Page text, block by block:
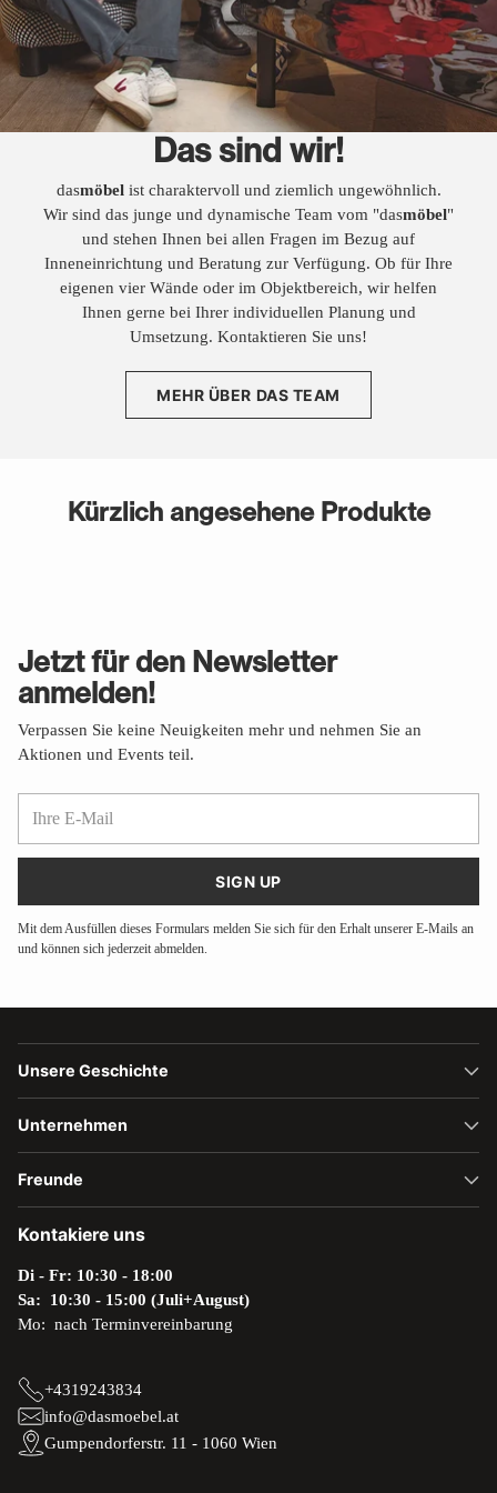
Das sind wir!
dasmöbelist charaktervoll und ziemlich ungewöhnlich.
Wir sind das junge und dynamische Team vom "dasmöbel"
und stehen Ihnen bei allen Fragen im Bezug auf
Inneneinrichtung und Beratung zur Verfügung. Ob für Ihre
eigenen vier Wände oder im Objektbereich, wir helfen
Ihnen gerne bei Ihrer individuellen Planung und
Umsetzung. Kontaktieren Sie uns!
MEHR ÜBER DAS TEAM
Kürzlich angesehene Produkte
Jetzt für den Newsletter
anmelden!
Verpassen Sie keine Neuigkeiten mehr und nehmen Sie an
Aktionen und Events teil.
SIGN UP
Mit dem Ausfüllen dieses Formulars melden Sie sich für den Erhalt unserer E-Mails an
und können sich jederzeit abmelden.
Unsere Geschichte
Unternehmen
Freunde
Kontakiere uns
Di - Fr: 10:30 - 18:00
Sa: 10:30 - 15:00 (Juli+August)
Mo: nach Terminvereinbarung
+4319243834
info@dasmoebel.at
Gumpendorferstr. 11 - 1060 Wien